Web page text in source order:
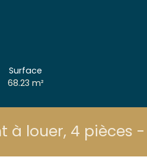
Surface
68.23 m²
à louer, 4 pièces